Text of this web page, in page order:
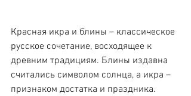
Красная икра и блины – классическое
русское сочетание, восходящее к
древним традициям. Блины издавна
считались символом солнца, а икра –
признаком достатка и праздника.